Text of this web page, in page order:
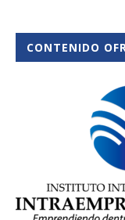
CONTENIDO